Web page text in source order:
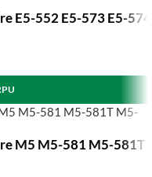
E5-552 E5-573 E5-574
M5 M5-581 M5-581T